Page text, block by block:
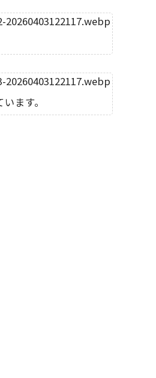
ます。